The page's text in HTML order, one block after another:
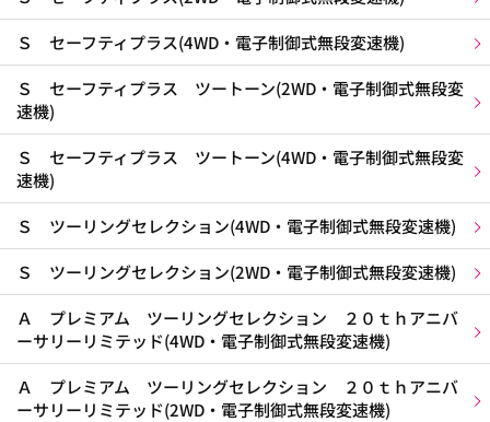
Ｓ セーフティプラス(4WD・電子制御式無段変速機)
Ｓ セーフティプラス ツートーン(2WD・電子制御式無段変
速機)
Ｓ セーフティプラス ツートーン(4WD・電子制御式無段変
速機)
Ｓ ツーリングセレクション(4WD・電子制御式無段変速機)
Ｓ ツーリングセレクション(2WD・電子制御式無段変速機)
Ａ プレミアム ツーリングセレクション ２０ｔｈアニバ
ーサリーリミテッド(4WD・電子制御式無段変速機)
Ａ プレミアム ツーリングセレクション ２０ｔｈアニバ
ーサリーリミテッド(2WD・電子制御式無段変速機)